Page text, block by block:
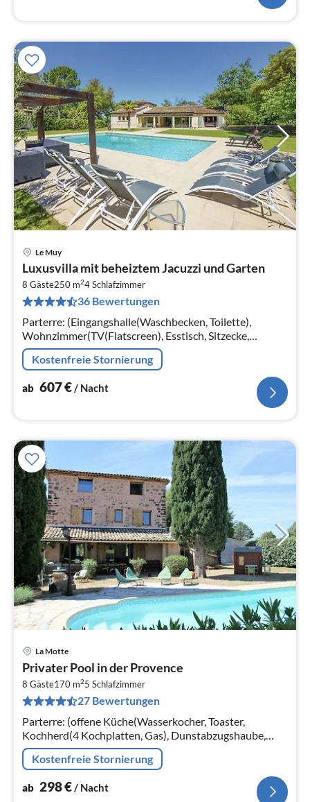
Le Muy
Luxusvilla mit beheiztem Jacuzzi und Garten
8 Gäste250 m24Schlafzimmer
36 Bewertungen
Parterre: (Eingangshalle(Waschbecken, Toilette),
Wohnzimmer(TV(Flatscreen), Esstisch, Sitzecke,
Sitzecke, Sitzecke, Stereoanlage), Esszimmer(Esstisch)
Kostenfreie Stornierung
ab 607€/ Nacht
La Motte
Privater Pool in der Provence
8 Gäste170 m25 Schlafzimmer
27 Bewertungen
Parterre: (offene Küche(Wasserkocher, Toaster,
Kochherd(4 Kochplatten, Gas), Dunstabzugshaube,
Kaffeemaschine, Backofen, Spülmaschine, Kühlschrank,
Kühl-/Gefrierkombination)
Kostenfreie Stornierung
ab 298€/ Nacht